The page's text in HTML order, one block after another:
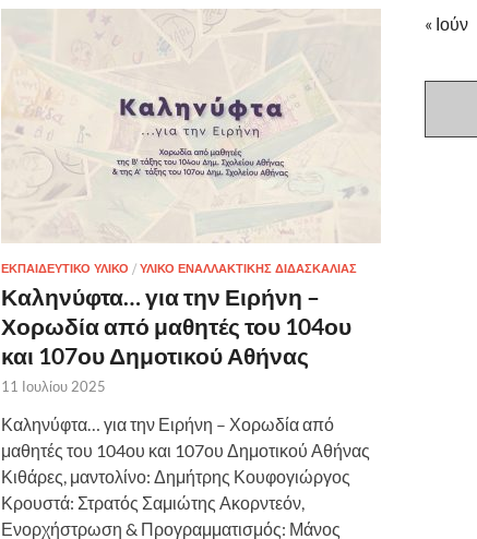
ΕΚΠΑΙΔΕΥΤΙΚΌ ΥΛΙΚΌ / ΥΛΙΚΌ ΕΝΑΛΛΑΚΤΙΚΉΣ ΔΙΔΑΣΚΑΛΊΑΣ
Καληνύφτα… για την Ειρήνη –
Χορωδία από μαθητές του 104ου
και 107ου Δημοτικού Αθήνας
11 Ιουλίου 2025
Καληνύφτα… για την Ειρήνη – Χορωδία από
μαθητές του 104ου και 107ου Δημοτικού Αθήνας
Κιθάρες, μαντολίνο: Δημήτρης Κουφογιώργος
Κρουστά: Στρατός Σαμιώτης Ακορντεόν,
Ενορχήστρωση & Προγραμματισμός: Μάνος
« Ιούν